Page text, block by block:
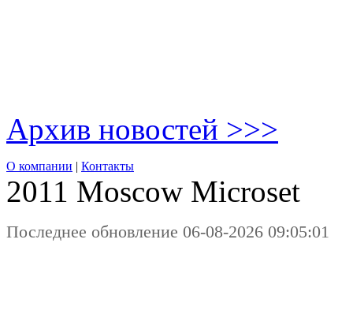
Архив новостей >>>
О компании | Контакты
2011 Moscow Microset
Последнее обновление 06-08-2026 09:05:01